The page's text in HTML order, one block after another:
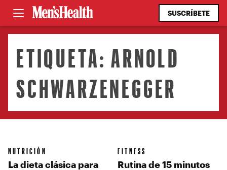
SUSCRÍBETE
ETIQUETA:ARNOLD
SCHWARZENEGGER
NUTRICIÓN
La dieta clásica para
FITNESS
Rutina de 15 minutos